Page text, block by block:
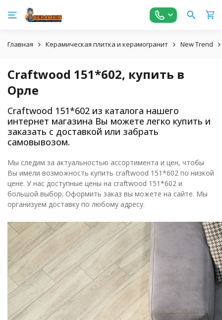
Главная Керамическая плитка и керамогранит New Trend
Craftwood 151*602, купить в
Орле
Craftwood 151*602 из каталога нашего
интернет магазина Вы можете легко купить и
заказать с доставкой или забрать
самовывозом.
Мы следим за актуальностью ассортимента и цен, чтобы
Вы имели возможность купить craftwood 151*602 по низкой
цене. У нас доступные цены на craftwood 151*602 и
большой выбор. Оформить заказ вы можете на сайте. Мы
организуем доставку по любому адресу.